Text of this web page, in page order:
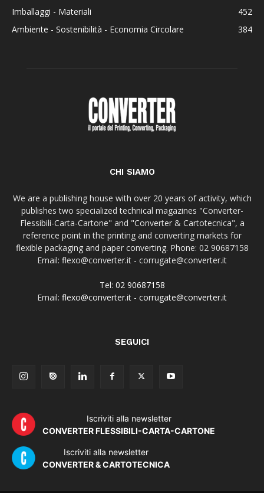
Imballaggi - Materiali
452
Ambiente - Sostenibilità - Economia Circolare
384
CHI SIAMO
We are a publishing house with over 20 years of activity, which
publishes two specialized technical magazines "Converter-
Flessibili-Carta-Cartone" and "Converter & Cartotecnica", a
reference point in the printing and converting markets for
flexible packaging and paper converting. Phone: 02 90687158
Email: flexo@converter.it - corrugate@converter.it
Tel: 02 90687158
Email: flexo@converter.it - corrugate@converter.it
SEGUICI
Iscriviti alla newsletter
CONVERTER FLESSIBILI-CARTA-CARTONE
Iscriviti alla newsletter
CONVERTER & CARTOTECNICA